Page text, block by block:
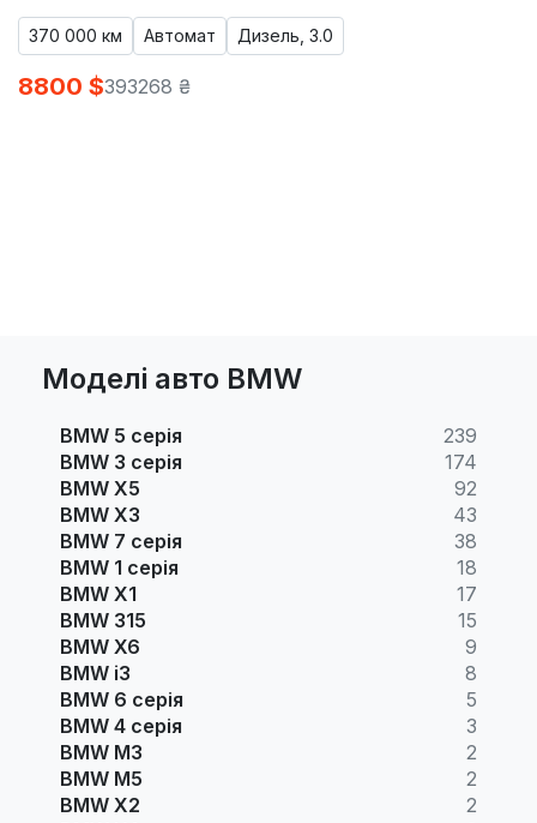
370 000 км Автомат Дизель, 3.0
8800 $393268 ₴
Моделі авто BMW
BMW 5 серія
239
BMW 3 серія
174
BMW X5
92
BMW X3
43
BMW 7 серія
38
BMW 1 серія
18
BMW X1
17
BMW 315
15
BMW X6
9
BMW i3
8
BMW 6 серія
5
BMW 4 серія
3
BMW M3
2
BMW M5
2
BMW X2
2